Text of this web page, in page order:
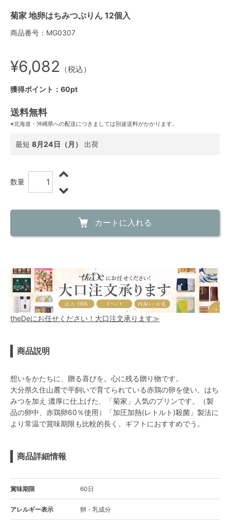
菊家 地卵はちみつぷりん 12個入
商品番号：MG0307
¥6,082 （税込）
獲得ポイント：60pt
送料無料
※北海道・沖縄県への配送につきましては別途送料がかかります。
最短 8月24日（月） 出荷
数量
カートに入れる
theDeにお任せください！大口注文承ります≫
商品説明
想いをかたちに、贈る喜びを。心に残る贈り物です。
大分県久住山麓で平飼いで育てられている赤鶏の卵を使い、はち
みつを加え 濃厚に仕上げた、「菊家」人気のプリンです。（製
品の卵中、赤鶏卵60％使用）「加圧加熱(レトルト)殺菌」製法に
より常温で賞味期限も比較的長く、ギフトにおすすめでう。
商品詳細情報
賞味期限 60日
アレルギー表示 卵・乳成分